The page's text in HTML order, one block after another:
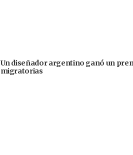
Un diseñador argentino ganó un
migratorias